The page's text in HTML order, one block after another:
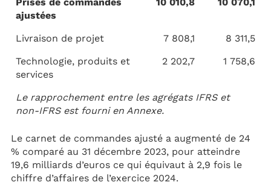
ajustées
Livraison de projet 7 808,1
8 311,5
Technologie, produits et
services
2 202,7 1 758,6
Le rapprochement entre les agrégats IFRS et
non-IFRS est fourni en Annexe.
Le carnet de commandes ajusté a augmenté de 24
% comparé au 31 décembre 2023, pour atteindre
19,6 milliards d’euros ce qui équivaut à 2,9 fois le
chiffre d’affaires de l’exercice 2024.